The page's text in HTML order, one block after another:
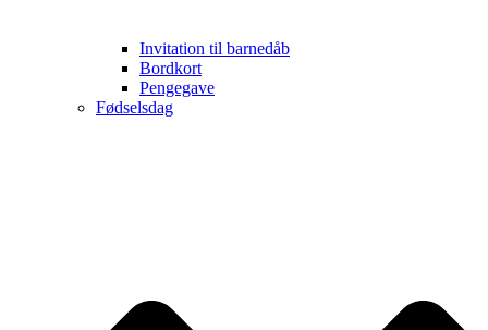
Invitation til barnedåb
Bordkort
Pengegave
Fødselsdag